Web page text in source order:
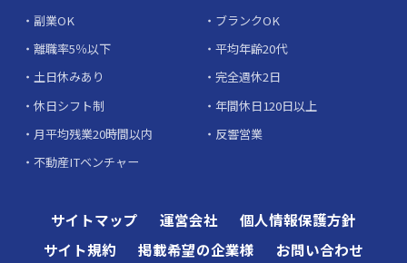
副業OK
ブランクOK
離職率5％以下
平均年齢20代
土日休みあり
完全週休2日
休日シフト制
年間休日120日以上
月平均残業20時間以内
反響営業
不動産ITベンチャー
サイトマップ 運営会社
個人情報保護方針
サイト規約
掲載希望の企業様 お問い合わせ